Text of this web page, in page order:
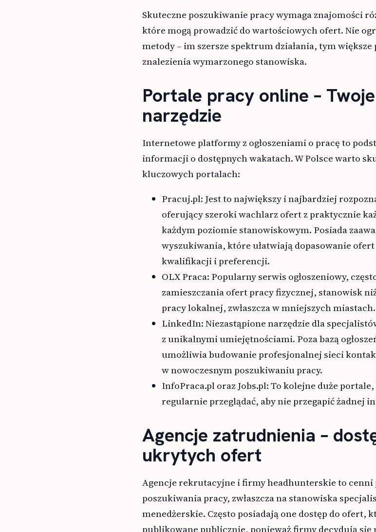
Skuteczne poszukiwanie pracy wymaga znajomości
które mogą prowadzić do wartościowych ofert. Nie
metody – im szersze spektrum działania, tym
znalezienia wymarzonego stanowiska.
Portale pracy online –
narzędzie
Internetowe platformy z ogłoszeniami o pracę to
informacji o dostępnych wakatach. W Polsce warto
kluczowych portalach:
Pracuj.pl: Jest to największy i najbardziej
oferujący szeroki wachlarz ofert z praktycznie
każdym poziomie stanowiskowym. Posiada
wyszukiwania, które ułatwiają dopasowanie
kwalifikacji i preferencji.
OLX Praca: Popularny serwis ogłoszeniowy,
zamieszczania ofert pracy fizycznej, stanowisk
pracy lokalnej, zwłaszcza w mniejszych miastach.
LinkedIn: Niezastąpione narzędzie dla
z unikalnymi umiejętnościami. Poza bazą
umożliwia budowanie profesjonalnej sieci
w nowoczesnym poszukiwaniu pracy.
InfoPraca.pl oraz Jobs.pl: To kolejne duże
regularnie przeglądać, aby nie przegapić żadnej
Agencje zatrudnienia –
ukrytych ofert
Agencje rekrutacyjne i firmy headhunterskie to cenni
poszukiwania pracy, zwłaszcza na stanowiska
menedżerskie. Często posiadają one dostęp do ofert,
publikowane publicznie, ponieważ firmy decydują się